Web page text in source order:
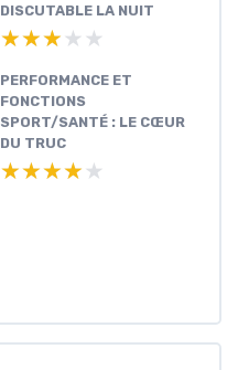
DISCUTABLE LA NUIT
★★★★★
★★★★★
PERFORMANCE ET
FONCTIONS
SPORT/SANTÉ : LE CŒUR
DU TRUC
★★★★★
★★★★★